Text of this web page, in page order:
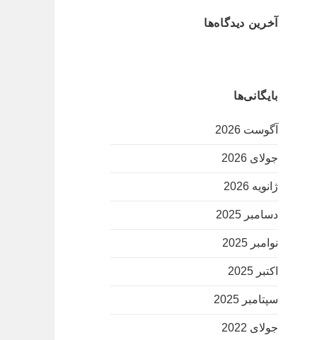
آخرین دیدگاه‌ها
بایگانی‌ها
آگوست 2026
جولای 2026
ژانویه 2026
دسامبر 2025
نوامبر 2025
اکتبر 2025
سپتامبر 2025
جولای 2022